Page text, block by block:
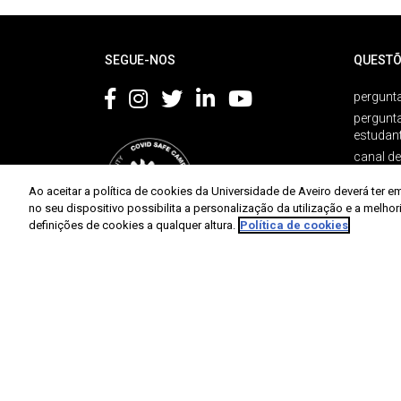
SEGUE-NOS
canal
Ao aceitar a política de cookies da Universidade de Aveiro deverá ter
no seu dispositivo possibilita a personalização da utilização e a
definições de cookies a qualquer altura. Política de cookies